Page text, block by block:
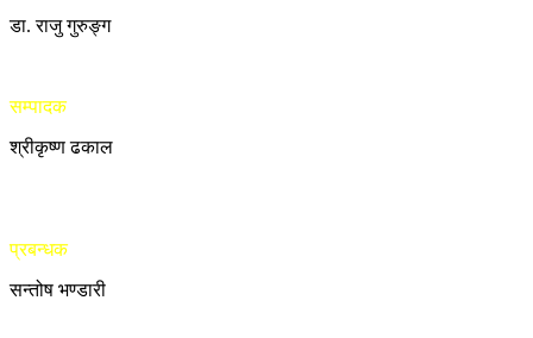
डा. राजु गुरुङ्ग
सम्पादक
श्रीकृष्ण ढकाल
प्रबन्धक
सन्तोष भण्डारी